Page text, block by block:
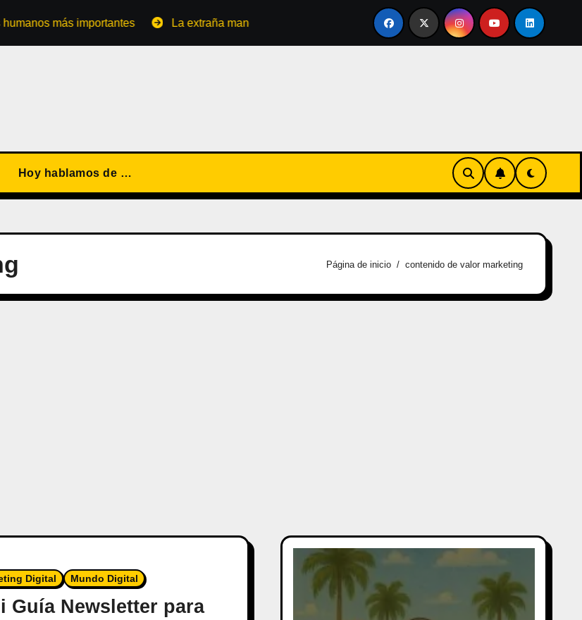
más importantes La extraña manera de convertirse en familia El primer tour de la India Chiquitina
Hoy hablamos de …
Página de inicio contenido de valor marketing
Digital Mundo Digital
Guía Newsletter para